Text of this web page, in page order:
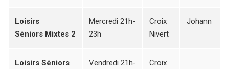
Loisirs
Séniors Mixtes 2
Mercredi 21h-
23h
Croix
Nivert
Johann
Loisirs Séniors
Vendredi 21h-
Croix